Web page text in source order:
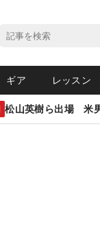
ギア レッスン
松山英樹ら出場 米